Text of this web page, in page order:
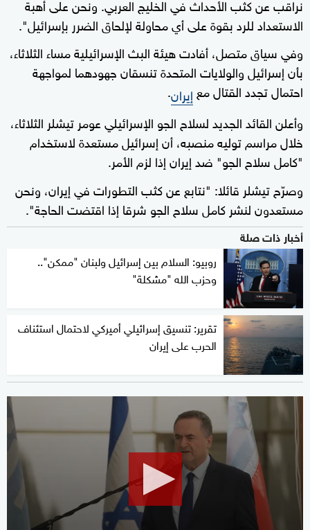
الاستعداد للرد بقوة على أي محاولة لإلحاق الضرر بإسرائيل".
وفي سياق متصل، أفادت هيئة البث الإسرائيلية مساء الثلاثاء،
بأن إسرائيل والولايات المتحدة تنسقان جهودهما لمواجهة
احتمال تجدد القتال مع إيران.
وأعلن القائد الجديد لسلاح الجو الإسرائيلي عومر تيشلر الثلاثاء،
خلال مراسم توليه منصبه، أن إسرائيل مستعدة لاستخدام
"كامل سلاح الجو" ضد إيران إذا لزم الأمر.
وصرّح تيشلر قائلا: "نتابع عن كثب التطورات في إيران، ونحن
مستعدون لنشر كامل سلاح الجو شرقا إذا اقتضت الحاجة".
أخبار ذات صلة
روبيو: السلام بين إسرائيل ولبنان "ممكن"..
وحزب الله "مشكلة"
تقرير: تنسيق إسرائيلي أميركي لاحتمال استئناف
الحرب على إيران
0
seconds